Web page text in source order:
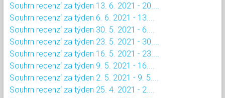
Souhrn recenzí za týden 13. 6. 2021 - 20....
Souhrn recenzí za týden 6. 6. 2021 - 13....
Souhrn recenzí za týden 30. 5. 2021 - 6....
Souhrn recenzí za týden 23. 5. 2021 - 30....
Souhrn recenzí za týden 16. 5. 2021 - 23....
Souhrn recenzí za týden 9. 5. 2021 - 16....
Souhrn recenzí za týden 2. 5. 2021 - 9. 5....
Souhrn recenzí za týden 25. 4. 2021 - 2....